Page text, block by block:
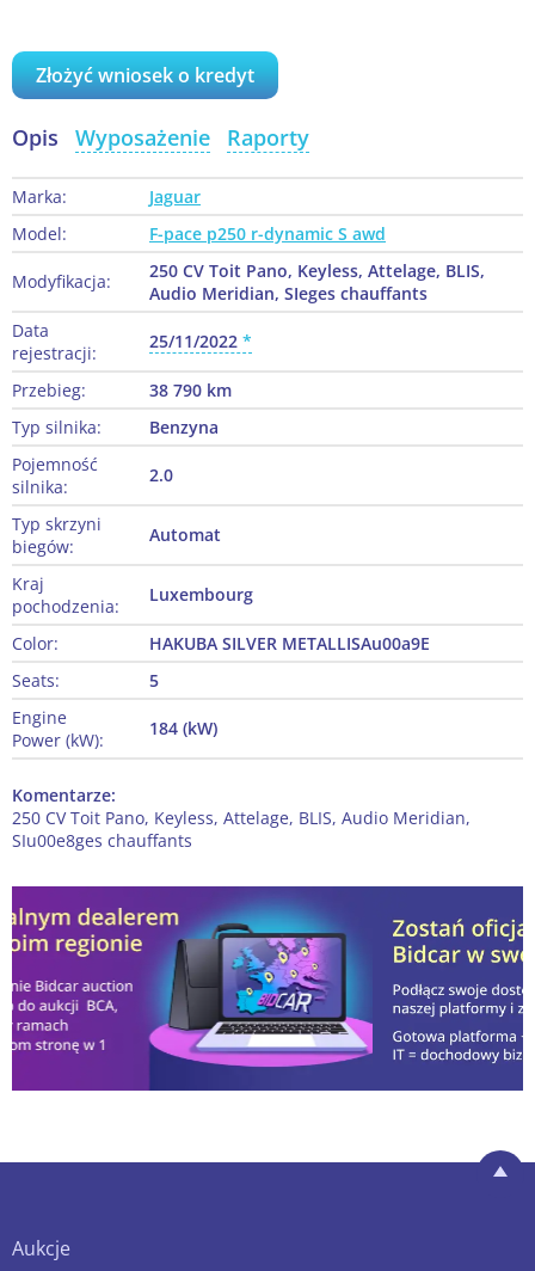
Złożyć wniosek o kredyt
Opis Wyposażenie Raporty
Marka:
Jaguar
Model:
F-pace p250 r-dynamic S awd
Modyfikacja:
250 CV Toit Pano, Keyless, Attelage, BLIS,
Audio Meridian, SIeges chauffants
Data
rejestracji:
25/11/2022
Przebieg:
38 790 km
Typ silnika:
Benzyna
Pojemność
silnika:
2.0
Typ skrzyni
biegów:
Automat
Kraj
pochodzenia:
Luxembourg
Color:
HAKUBA SILVER METALLISAu00a9E
Seats:
5
Engine
Power (kW):
184 (kW)
Komentarze:
250 CV Toit Pano, Keyless, Attelage, BLIS, Audio Meridian,
SIu00e8ges chauffants
Aukcje